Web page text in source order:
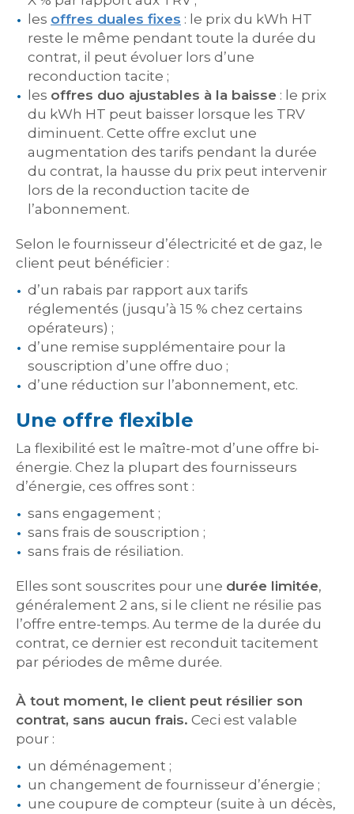
les offres duales fixes : le prix du kWh HT
reste le même pendant toute la durée du
contrat, il peut évoluer lors d’une
reconduction tacite ;
les offres duo ajustables à la baisse : le prix
du kWh HT peut baisser lorsque les TRV
diminuent. Cette offre exclut une
augmentation des tarifs pendant la durée
du contrat, la hausse du prix peut intervenir
lors de la reconduction tacite de
l’abonnement.
Selon le fournisseur d’électricité et de gaz, le
client peut bénéficier :
d’un rabais par rapport aux tarifs
réglementés (jusqu’à 15 % chez certains
opérateurs) ;
d’une remise supplémentaire pour la
souscription d’une offre duo ;
d’une réduction sur l’abonnement, etc.
Une offre flexible
La flexibilité est le maître-mot d’une offre bi-
énergie. Chez la plupart des fournisseurs
d’énergie, ces offres sont :
sans engagement ;
sans frais de souscription ;
sans frais de résiliation.
Elles sont souscrites pour une durée limitée,
généralement 2 ans, si le client ne résilie pas
l’offre entre-temps. Au terme de la durée du
contrat, ce dernier est reconduit tacitement
par périodes de même durée.
À tout moment, le client peut résilier son
contrat, sans aucun frais. Ceci est valable
pour :
un déménagement ;
un changement de fournisseur d’énergie ;
une coupure de compteur (suite à un décès,